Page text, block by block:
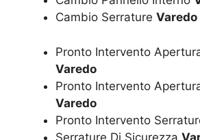
Cambio Serrature Varedo
Pronto Intervento
Varedo
Pronto Intervento
Varedo
Pronto Intervento
Serrature Di Sicurezza